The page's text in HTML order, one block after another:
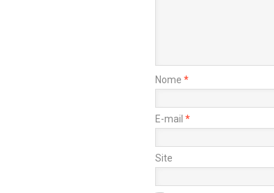
Nome *
E-mail *
Site